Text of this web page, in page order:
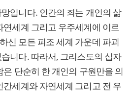
입니다. 인간의 죄는 개인의 삶
연세계 그리고 우주세계에 이르
신 모든 피조 세계 가운데 파괴
니다. 따라서, 그리스도의 십자
단순히 한 개인의 구원만을 의
간세계와 자연세계 그리고 전 우